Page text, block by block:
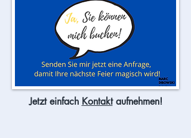
Jetzt einfach Kontaktaufnehmen!